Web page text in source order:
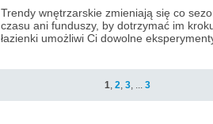
Trendy wnętrzarskie zmieniają się co
czasu ani funduszy, by dotrzymać im
łazienki umożliwi Ci dowolne
1, 2, 3, ... 3